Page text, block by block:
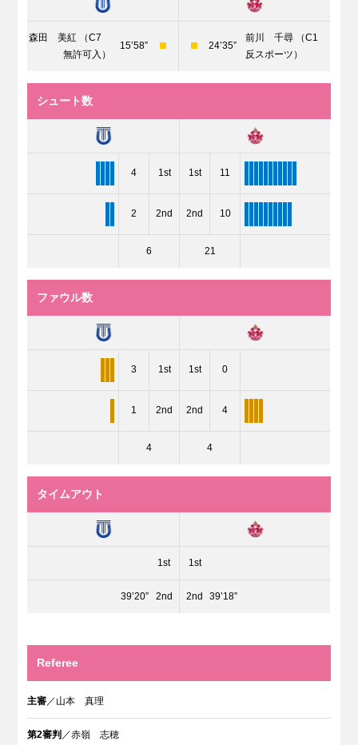
森田 美紅 （C7
無許可入）
15’58” 24’35”
前川 千尋 （C1
反スポーツ）
シュート数
4 1st 1st 11
2 2nd 2nd 10
6 21
ファウル数
3 1st 1st 0
1 2nd 2nd 4
4 4
タイムアウト
1st 1st
39’20” 2nd 2nd 39’18”
Referee
主審 ／山本 真理
第2審判 ／赤嶺 志穂